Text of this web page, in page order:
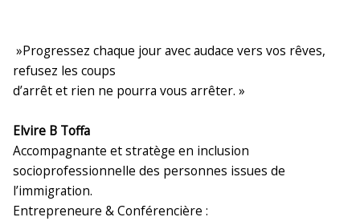
»Progressez chaque jour avec audace vers vos rêves,
refusez les coups
d’arrêt et rien ne pourra vous arrêter. »
Elvire B Toffa
Accompagnante et stratège en inclusion
socioprofessionnelle des personnes issues de
l’immigration.
Entrepreneure & Conférencière :